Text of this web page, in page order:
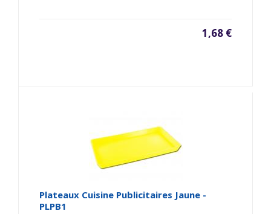
1,68 €
Plateaux Cuisine Publicitaires Jaune -
PLPB1